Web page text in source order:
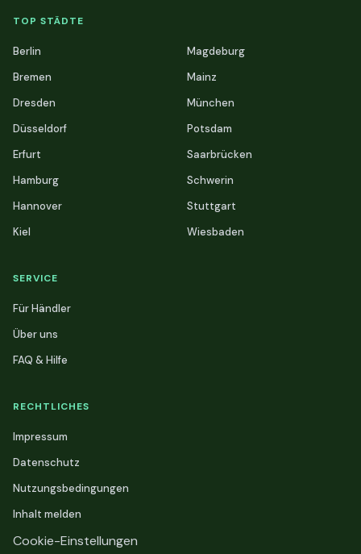
TOP STÄDTE
Berlin
Bremen
Dresden
Düsseldorf
Erfurt
Hamburg
Hannover
Kiel
Magdeburg
Mainz
München
Potsdam
Saarbrücken
Schwerin
Stuttgart
Wiesbaden
SERVICE
Für Händler
Über uns
FAQ & Hilfe
RECHTLICHES
Impressum
Datenschutz
Nutzungsbedingungen
Inhalt melden
Cookie-Einstellungen